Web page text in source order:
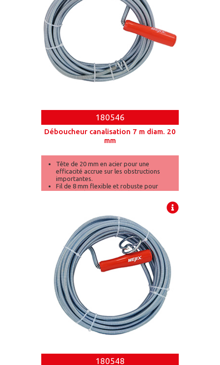
180546
Déboucheur canalisation 7 m diam. 20
mm
Tête de 20 mm en acier pour une
efficacité accrue sur les obstructions
importantes.
Fil de 8 mm flexible et robuste pour
atteindre les zones difficiles d'accès.
180548